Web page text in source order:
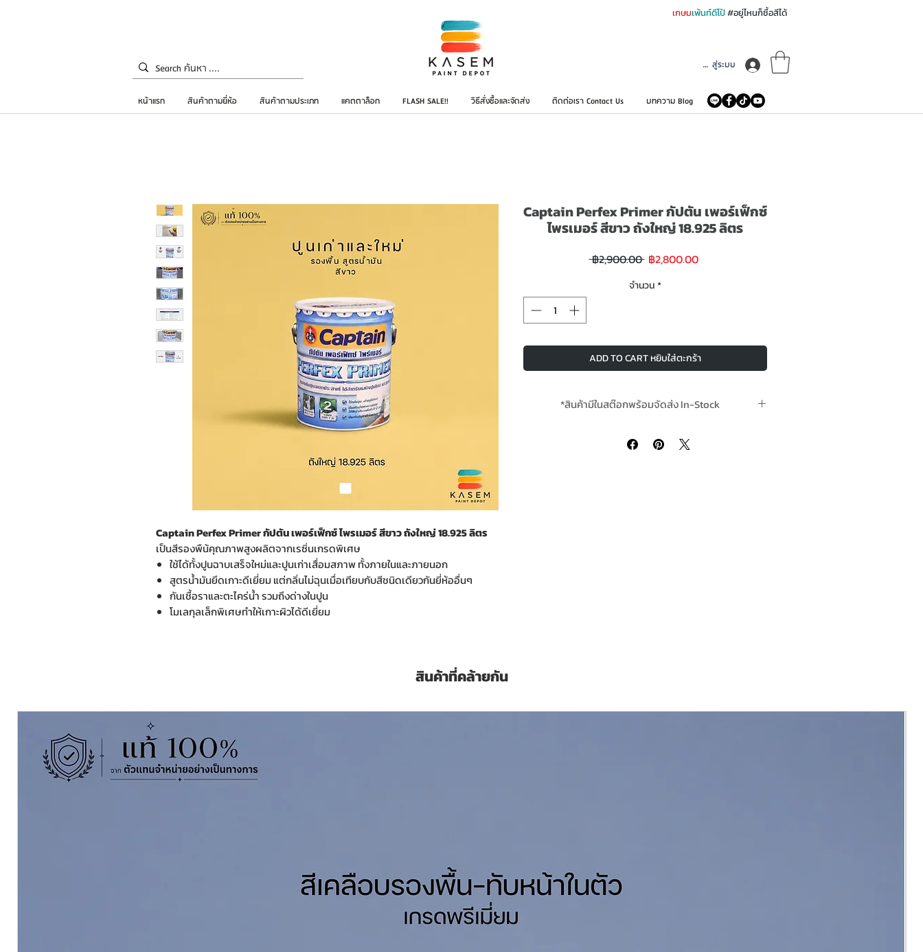
เกษมเพ้นท์ดีโป้#อยู่ไหนก็ซื้อสีได้
เข้าสู่ระบบ
หน้าแรก สินค้าตามยี่ห้อ สินค้าตามประเภท แคตตาล็อก FLASH SALE!! วิธีสั่งซื้อและจัดส่ง ติดต่อเรา Contact Us บทความ Blog
Captain Perfex Primer กัปตัน เพอร์เฟ็กซ์ ไพรเมอร์ สีขาว ถังใหญ่ 18.925 ลิตร
เป็นสีรองพืน้คุณภาพสูงผลิตจากเรซิ่นเกรดพิเศษ
ใช้ได้ทั้งปูนฉาบเสร็จใหม่และปูนเก่าเสื่อมสภาพ ทั้งภายในและภายนอก
สูตรน้ำมันยึดเกาะดีเยี่ยม แต่กลิ่นไม่ฉุนเมื่อเทียบกับสีชนิดเดียวกันยี่ห้ออื่นๆ
กันเชื้อราและตะไคร่น้ำ รวมถึงด่างในปูน
โมเลกุลเล็กพิเศษทำให้เกาะผิวได้ดีเยี่ยม
yet remain great adhesion property into surface. resistance to alkali, Mould
Thinning With ผสมด้วย
Coverage ทาได้พื้นที่
Captain Perfex Primer กัปตัน เพอร์เฟ็กซ์
ไพรเมอร์ สีขาว ถังใหญ่ 18.925 ลิตร
฿2,900.00 ราคา
฿2,800.00ราคา
จำนวน*
ADD TO CART หยิบใส่ตะกร้า
*สินค้ามีในสต๊อกพร้อมจัดส่ง In-Stock
included when buying 4 or more units per order.
สินค้าที่คล้ายกัน